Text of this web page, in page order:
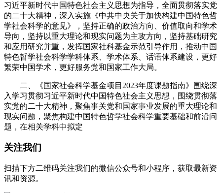
习近平新时代中国特色社会主义思想为指导，全面贯彻落实党
的二十大精神，深入实施《中共中央关于加快构建中国特色哲
学社会科学的意见》，坚持正确的政治方向、价值取向和学术
导向，坚持以重大理论和现实问题为主攻方向，坚持基础研究
和应用研究并重，发挥国家社科基金示范引导作用，推动中国
特色哲学社会科学学科体系、学术体系、话语体系建设，更好
繁荣中国学术，更好服务党和国家工作大局。
二、《国家社会科学基金项目2023年度课题指南》围绕深
入学习贯彻习近平新时代中国特色社会主义思想，围绕贯彻落
实党的二十大精神，聚焦事关党和国家事业发展的重大理论和
现实问题，聚焦构建中国特色哲学社会科学重要基础和前沿问
题，在相关学科中拟定
关注我们
扫描下方二维码关注我们的微信公众号和小程序，获取最新资
讯和资源。